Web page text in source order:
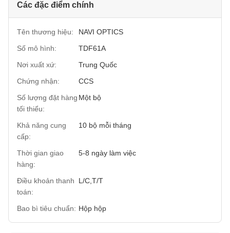
Các đặc điểm chính
Tên thương hiệu:
NAVI OPTICS
Số mô hình:
TDF61A
Nơi xuất xứ:
Trung Quốc
Chứng nhận:
CCS
Số lượng đặt hàng
tối thiểu:
Một bộ
Khả năng cung
cấp:
10 bộ mỗi tháng
Thời gian giao
hàng:
5-8 ngày làm việc
Điều khoản thanh
toán:
L/C,T/T
Bao bì tiêu chuẩn: Hộp hộp